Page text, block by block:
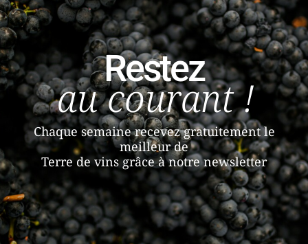
Restez
au courant !
Chaque semaine recevez gratuitement le
meilleur de
Terre de vins grâce à notre newsletter